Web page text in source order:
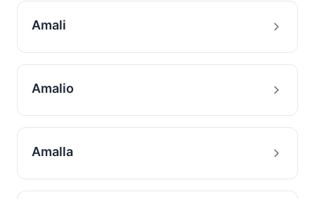
Amali
Amalio
Amalla